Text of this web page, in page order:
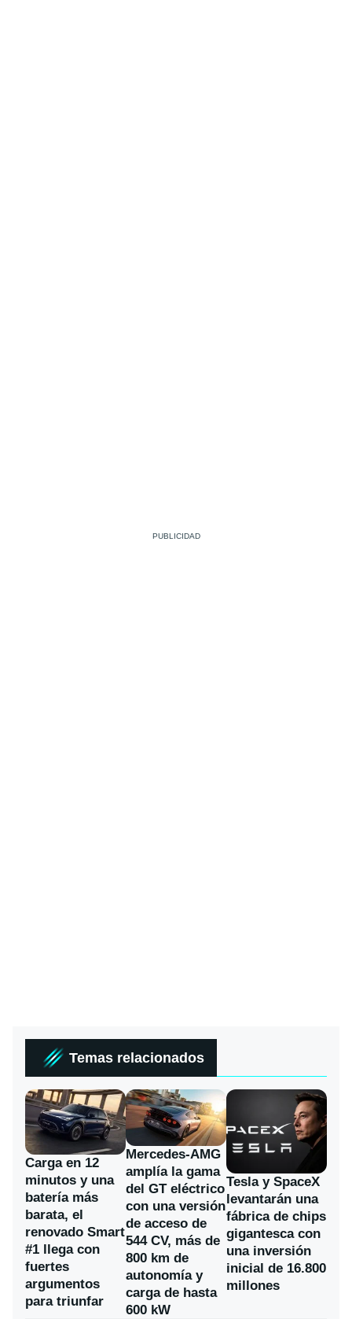
Temas relacionados
Carga en 12
minutos y una
batería más
barata, el
renovado Smart
#1 llega con
fuertes
argumentos
para triunfar
Mercedes-AMG
amplía la gama
del GT eléctrico
con una versión
de acceso de
544 CV, más de
800 km de
autonomía y
carga de hasta
600 kW
Tesla y SpaceX
levantarán una
fábrica de chips
gigantesca con
una inversión
inicial de 16.800
millones